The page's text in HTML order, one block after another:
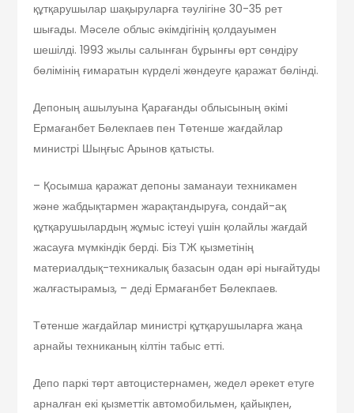
құтқарушылар шақыруларға тәулігіне 30-35 рет
шығады. Мәселе облыс әкімдігінің қолдауымен
шешілді. 1993 жылы салынған бұрынғы өрт сөндіру
бөлімінің ғимаратын күрделі жөндеуге қаражат бөлінді.
Депоның ашылуына Қарағанды облысының әкімі
Ермағанбет Бөлекпаев пен Төтенше жағдайлар
министрі Шыңғыс Арынов қатысты.
– Қосымша қаражат депоны заманауи техникамен
және жабдықтармен жарақтандыруға, сондай-ақ
құтқарушылардың жұмыс істеуі үшін қолайлы жағдай
жасауға мүмкіндік берді. Біз ТЖ қызметінің
материалдық-техникалық базасын одан әрі нығайтуды
жалғастырамыз, – деді Ермағанбет Бөлекпаев.
Төтенше жағдайлар министрі құтқарушыларға жаңа
арнайы техниканың кілтін табыс етті.
Депо паркі төрт автоцистернамен, жедел әрекет етуге
арналған екі қызметтік автомобильмен, қайықпен,